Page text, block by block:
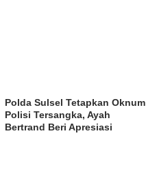
Polda Sulsel Tetapkan Oknum
Polisi Tersangka, Ayah
Bertrand Beri Apresiasi